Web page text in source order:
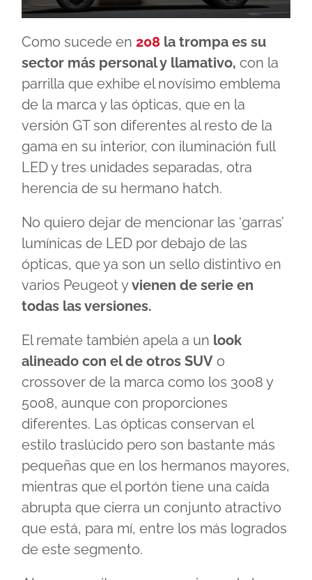
seconds
of
minutes,
24
seconds
Como sucede en 208 la trompa es su
sector más personal y llamativo, con la
parrilla que exhibe el novísimo emblema
de la marca y las ópticas, que en la
versión GT son diferentes al resto de la
gama en su interior, con iluminación full
LED y tres unidades separadas, otra
herencia de su hermano hatch.
No quiero dejar de mencionar las ‘garras’
lumínicas de LED por debajo de las
ópticas, que ya son un sello distintivo en
varios Peugeot yvienen de serie en
todas las versiones.
El remate también apela a un look
alineado con el de otros SUV o
crossover de la marca como los 3008 y
5008, aunque con proporciones
diferentes. Las ópticas conservan el
estilo traslúcido pero son bastante más
pequeñas que en los hermanos mayores,
mientras que el portón tiene una caída
abrupta que cierra un conjunto atractivo
que está, para mí, entre los más logrados
de este segmento.